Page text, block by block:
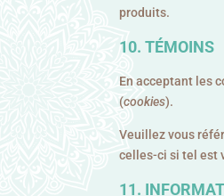
produits.
TÉMOINS
En acceptant les
(cookies).
Veuillez vous
celles-ci si tel est